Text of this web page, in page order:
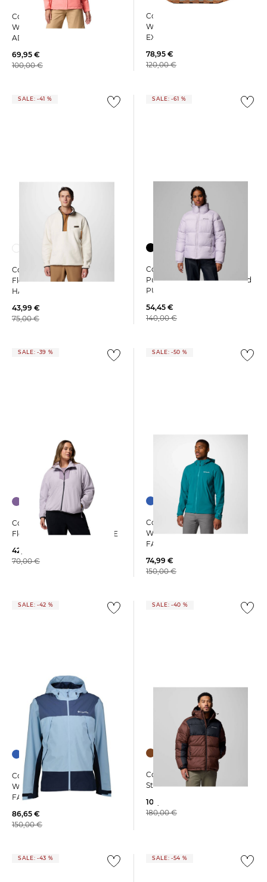
Columbia | Damen
Wanderjacke POURING
ADVENTURE III JACKET
69,95 €
100,00 €
Columbia | Herren
Winterstiefel wasserdicht
EXPEDITIONIST SHIELD II
78,95 €
120,00 €
SALE: -41 %
Columbia | Herren
Fleecepullover HELVETIA II
HALF SNAP FLEECE
43,99 €
75,00 €
SALE: -61 %
Columbia | Damen
Pufferjacke wasserabweisend
PUFFECT II
54,45 €
140,00 €
SALE: -39 %
Columbia | Damen
Fleecejacke SEQUOIA GROVE
42,99 €
70,00 €
SALE: -50 %
Columbia | Herren
Wanderjacke BOULDER
FALLS JACKET
74,99 €
150,00 €
SALE: -42 %
Columbia | Herren
Wanderjacke BOULDER
FALLS JACKET
86,65 €
150,00 €
SALE: -40 %
Columbia | Herren
Steppjacke PIKE LAKE II
107,35 €
180,00 €
SALE: -43 % SALE: -54 %